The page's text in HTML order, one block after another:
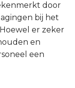
door
bij het
er zeker
en
een